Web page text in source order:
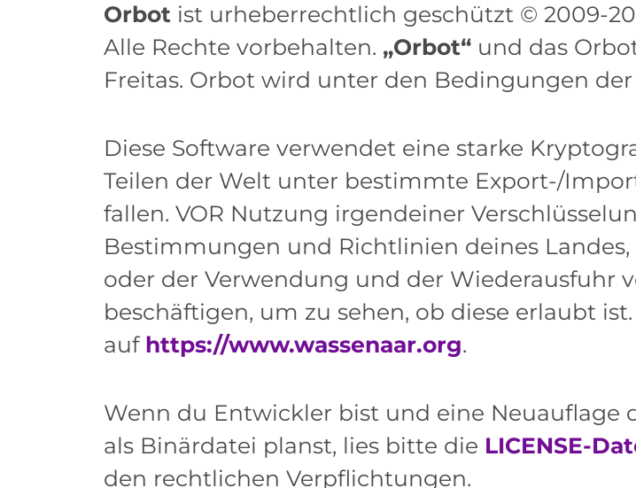
Orbot ist urheberrechtlich geschützt © 2009-
Alle Rechte vorbehalten. „Orbot“ und das
Freitas. Orbot wird unter den Bedingungen der
Diese Software verwendet eine starke
Teilen der Welt unter bestimmte Export-/
fallen. VOR Nutzung irgendeiner
Bestimmungen und Richtlinien deines
oder der Verwendung und der Wiederausfuhr
beschäftigen, um zu sehen, ob diese erlaubt
auf https://www.wassenaar.org.
Wenn du Entwickler bist und eine Neuauflage
als Binärdatei planst, lies bitte die LICENSE-
den rechtlichen Verpflichtungen.